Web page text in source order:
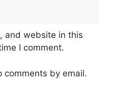
and website in this
I comment.
by email.